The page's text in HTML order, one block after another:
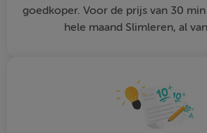
goedkoper. Voor de prijs van 30
hele maand Slimleren, al